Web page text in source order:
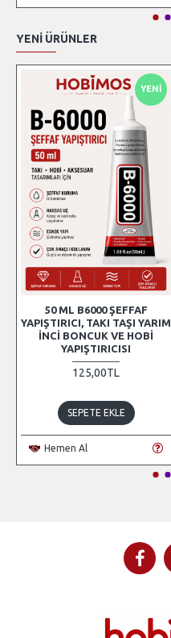
YENI ÜRÜNLER
YENI
50 ML B6000 ŞEFFAF
YAPIŞTIRICI, TAKI TAŞI YARIM
İNCI BONCUK VE HOBI
YAPIŞTIRICISI
125,00TL
SEPETE EKLE
Hemen Al